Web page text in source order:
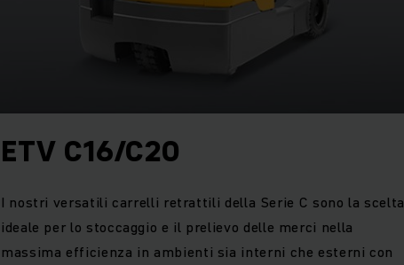
ETV C16/C20
I nostri versatili carrelli retrattili della Serie C sono la scelta
ideale per lo stoccaggio e il prelievo delle merci nella
massima efficienza in ambienti sia interni che esterni con